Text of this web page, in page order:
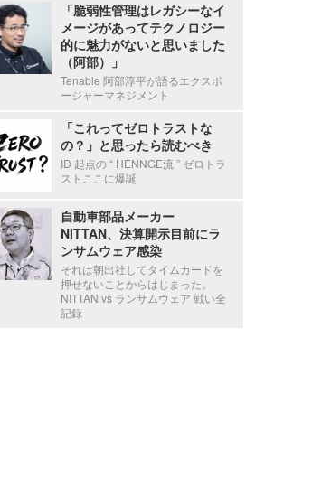
「脆弱性管理はレガシーなイ
メージがあってテクノロジー
的に魅力がないと思いました
（阿部）」
Tenable 阿部淳平が語るエクスポ
ージャーマネジメント
「これってゼロトラストな
の？」と思ったら読むべき
ID 起点の “ HENNGE流 ” ゼロトラ
ストここに爆誕
自動車部品メーカー
NITTAN、決算開示目前にラ
ンサムウェア感染
それは朝出社してタイムカードを
押せないことからはじまった。
NITTAN vs ランサムウェア 戦い全
記録